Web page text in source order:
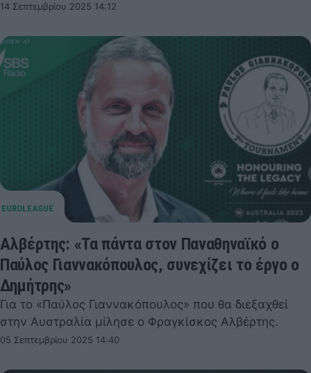
14 Σεπτεμβρίου 2025 14:12
Αλβέρτης: «Τα πάντα στον Παναθηναϊκό ο
Παύλος Γιαννακόπουλος, συνεχίζει το έργο ο
Δημήτρης»
Για το «Παύλος Γιαννακόπουλος» που θα διεξαχθεί
στην Αυστραλία μίλησε ο Φραγκίσκος Αλβέρτης.
05 Σεπτεμβρίου 2025 14:40